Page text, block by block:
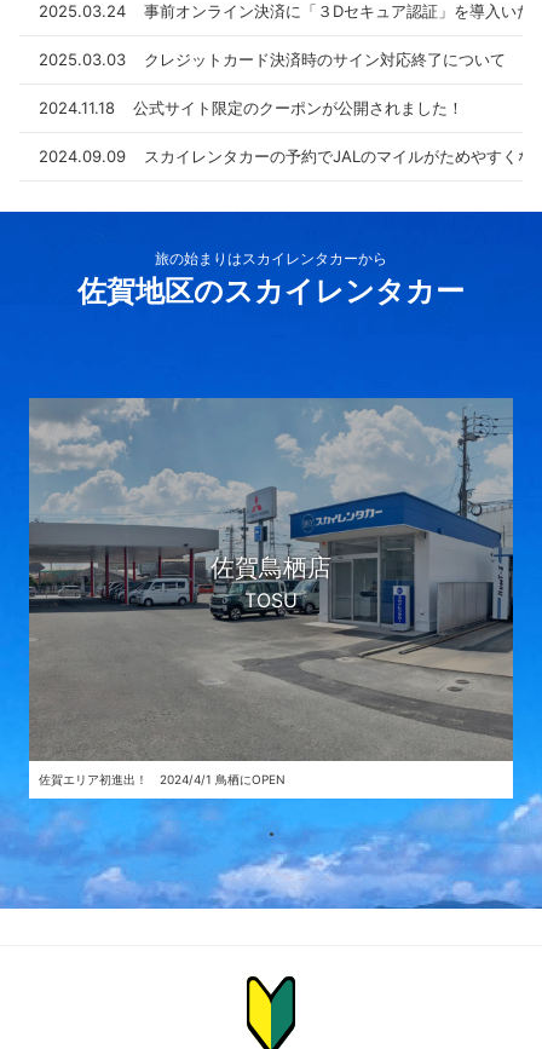
伴うスカイレンタカーの対応について
2025.03.24 事前オンライン決済に「３Dセキュア認証」を導入いた
2025.03.03 クレジットカード決済時のサイン対応終了について
2024.11.18 公式サイト限定のクーポンが公開されました！
2024.09.09 スカイレンタカーの予約でJALのマイルがためやすくな
旅の始まりはスカイレンタカーから
佐賀地区のスカイレンタカー
佐賀鳥栖店
TOSU
佐賀エリア初進出！ 2024/4/1 鳥栖にOPEN